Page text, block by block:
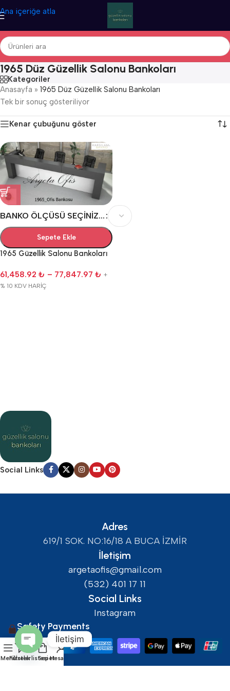
Ana içeriğe atla
1965 Düz Güzellik Salonu Bankoları
Kategoriler
Anasayfa » 1965 Düz Güzellik Salonu Bankoları
Tek bir sonuç gösteriliyor
Kenar çubuğunu göster
BANKO ÖLÇÜSÜ SEÇINIZ...
Sepete Ekle
1965 Güzellik Salonu Bankoları
61,458.92 ₺ – 77,847.97 ₺ +
% 10 KDV HARİÇ
Social Links
Adres
619/1 SOK. NO:16/18 A BUCA İZMİR
İletişim
argetaofis@gmail.com
(532) 401 17 11
Social Links
Instagram
Safety Payments
MenüFiltreler
İstek listesi
SepetHesabım
İletişim
Open